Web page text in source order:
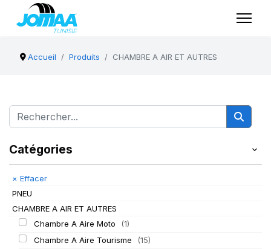
Accueil Produits CHAMBRE A AIR ET AUTRES
Catégories
× Effacer
PNEU
CHAMBRE A AIR ET AUTRES
Chambre A Aire Moto
(1)
Chambre A Aire Tourisme
(15)